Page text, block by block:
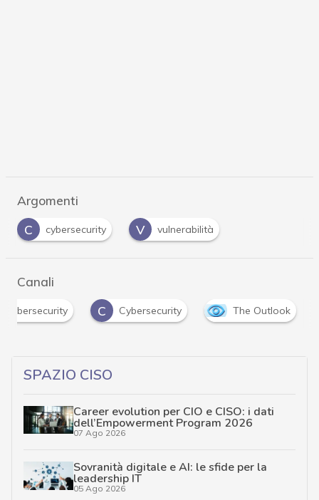
Argomenti
C
cybersecurity V vulnerabilità
Canali
cybersecurity C Cybersecurity The Outlook
SPAZIO CISO
Career evolution per CIO e CISO: i dati
dell’Empowerment Program 2026
07 Ago 2026
Sovranità digitale e AI: le sfide per la
leadership IT
05 Ago 2026